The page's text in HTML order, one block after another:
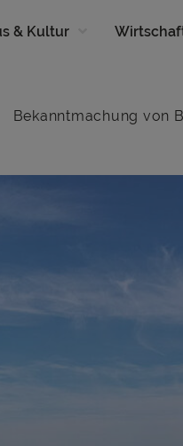
& Kultur
Bekanntmachung von